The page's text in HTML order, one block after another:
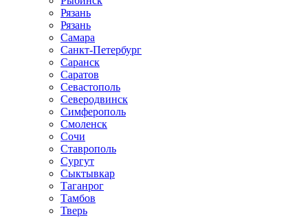
Рязань
Рязань
Самара
Санкт-Петербург
Саранск
Саратов
Севастополь
Северодвинск
Симферополь
Смоленск
Сочи
Ставрополь
Сургут
Сыктывкар
Таганрог
Тамбов
Тверь